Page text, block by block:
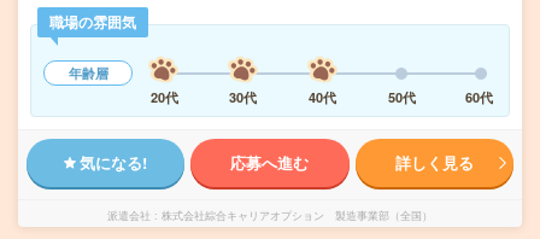
職場の雰囲気
年齢層
20代
30代 40代 50代 60代
気になる! 応募へ進む 詳しく見る
派遣会社 株式会社綜合キャリアオプション 製造事業部（全国）